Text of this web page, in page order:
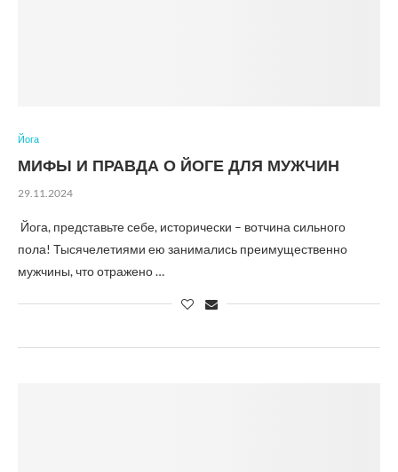
Йога
МИФЫ И ПРАВДА О ЙОГЕ ДЛЯ МУЖЧИН
29.11.2024
Йога, представьте себе, исторически – вотчина сильного
пола! Тысячелетиями ею занимались преимущественно
мужчины, что отражено …